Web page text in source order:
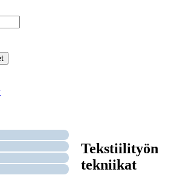
Tekstiilityön
tekniikat